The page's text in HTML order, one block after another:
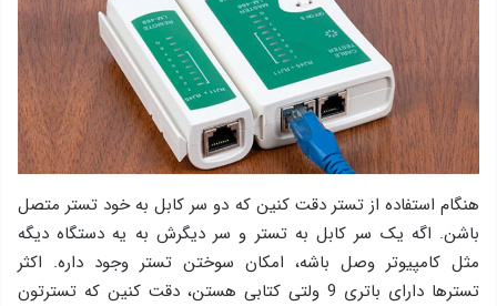
هنگام استفاده از تستر دقت کنین که دو سر کابل به خود تستر متصل
باشن. اگه یک سر کابل به تستر و سر دیگرش به یه دستگاه دیگه
مثل کامپیوتر وصل باشه، امکان سوختن تستر وجود داره. اکثر
تسترها دارای باتری 9 ولتی کتابی هستن، دقت کنین که تسترتون